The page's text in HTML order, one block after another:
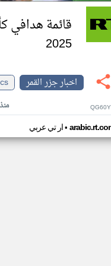
قائمة هدافي
2025
اخبار جزر القمر
منذ ٦
ار تي عربي•